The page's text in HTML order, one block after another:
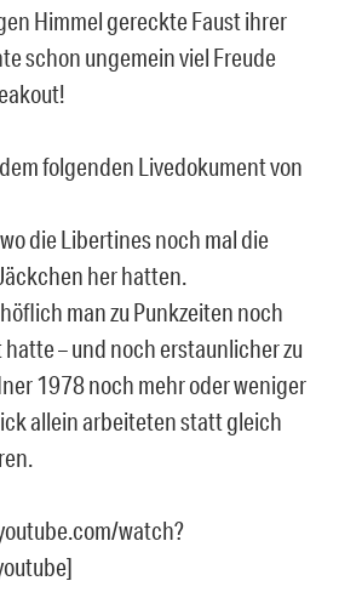
Himmel gereckte Faust ihrer
schon ungemein viel Freude
folgenden Livedokument von
die Libertines noch mal die
her hatten.
man zu Punkzeiten noch
– und noch erstaunlicher zu
1978 noch mehr oder weniger
allein arbeiteten statt gleich
watch?